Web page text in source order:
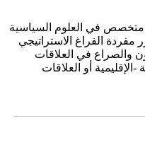
متخصص في العلوم السياسية
الفراغ الاستراتيجي
والصراع في العلاقات
-الإقليمية أو العلاقات